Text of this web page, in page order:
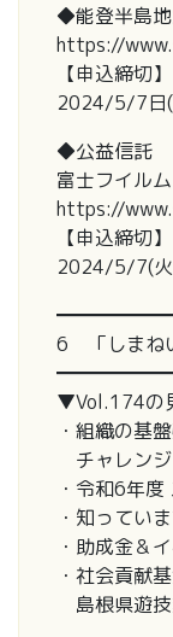
◆能登半島
https://
【申込締切】
2024/5/7日
◆公益信託
富士フイル
https://
【申込締切】
2024/5/7(
6 「しまね
▼Vol.174の
・組織の基
チャレン
・令和6年
・知ってい
・助成金＆
・社会貢献
島根県遊